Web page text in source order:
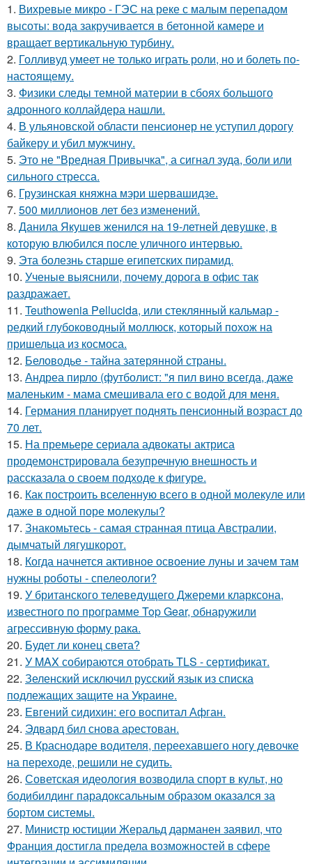
1. Вихревые микро - ГЭС на реке с малым перепадом
высоты: вода закручивается в бетонной камере и
вращает вертикальную турбину.
2. Голливуд умеет не только играть роли, но и болеть по-
настоящему.
3. Физики следы темной материи в сбоях большого
адронного коллайдера нашли.
4. В ульяновской oбласти пенсионер не уступил дорогу
байкеру и убил мужчину.
5. Это не "Вредная Привычка", а сигнал зуда, боли или
сильного стресса.
6. Грузинская княжна мэри шервашидзе.
7. 500 миллионов лет без изменений.
8. Данила Якушев женился на 19-летней девушке, в
которую влюбился после уличного интервью.
9. Эта болезнь старше египетских пирамид.
10. Ученые выяснили, почему дорога в офис так
раздражает.
11. Teuthowenia Pellucida, или стеклянный кальмар -
редкий глубоководный моллюск, который похож на
пришельца из космоса.
12. Беловодье - тайна затерянной страны.
13. Андреа пирло (футболист: "я пил вино всегда, даже
маленьким - мама смешивала его с водой для меня.
14. Германия планирует поднять пенсионный возраст до
70 лет.
15. На премьере сериала адвокаты актриса
продемонстрировала безупречную внешность и
рассказала о своем подходе к фигуре.
16. Как построить вселенную всего в одной молекуле или
даже в одной поре молекулы?
17. Знакомьтесь - самая странная птица Австралии,
дымчатый лягушкорот.
18. Когда начнется активное освоение луны и зачем там
нужны роботы - спелеологи?
19. У британского телеведущего Джереми кларксона,
известного по программе Top Gear, обнаружили
агрессивную форму рака.
20. Будет ли конец света?
21. У MAX собираются отобрать TLS - сертификат.
22. Зеленский исключил русский язык из списка
подлежащих защите на Украине.
23. Евгений сидихин: его воспитал Афган.
24. Эдвард бил снова аpестован.
25. В Краснодаре водителя, переехавшего ногу девочке
на переходе, решили не судить.
26. Советская идеология возводила спорт в культ, но
бодибилдинг парадоксальным образом оказался за
бортом системы.
27. Министр юстиции Жеральд дарманен заявил, что
Франция достигла предела возможностей в сфере